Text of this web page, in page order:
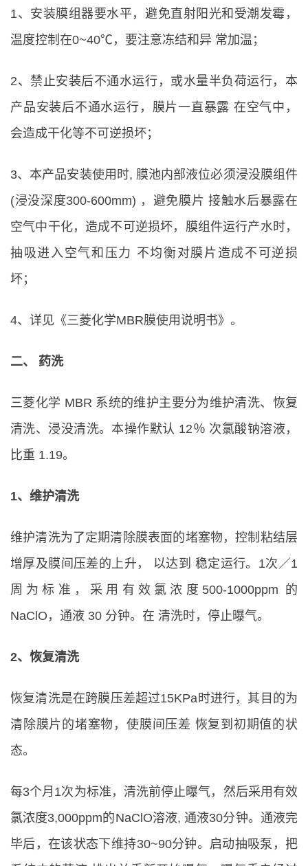
1、安装膜组器要水平，避免直射阳光和受潮发霉，
温度控制在0~40℃，要注意冻结和异 常加温；
2、禁止安装后不通水运行，或水量半负荷运行，本
产品安装后不通水运行，膜片一直暴露 在空气中，
会造成干化等不可逆损坏；
3、本产品安装使用时, 膜池内部液位必须浸没膜组件
(浸没深度300-600mm) ，避免膜片 接触水后暴露在
空气中干化，造成不可逆损坏，膜组件运行产水时，
抽吸进入空气和压力 不均衡对膜片造成不可逆损
坏；
4、详见《三菱化学MBR膜使用说明书》。
二、 药洗
三菱化学 MBR 系统的维护主要分为维护清洗、恢复
清洗、浸没清洗。本操作默认 12％ 次氯酸钠溶液，
比重 1.19。
1、维护清洗
维护清洗为了定期清除膜表面的堵塞物，控制粘结层
增厚及膜间压差的上升， 以达到 稳定运行。1次／1
周为标准，采用有效氯浓度500-1000ppm 的
NaClO，通液 30 分钟。在 清洗时，停止曝气。
2、恢复清洗
恢复清洗是在跨膜压差超过15KPa时进行，其目的为
清除膜片的堵塞物，使膜间压差 恢复到初期值的状
态。
每3个月1次为标准，清洗前停止曝气，然后采用有效
氯浓度3,000ppm的NaClO溶液, 通液30分钟。通液完
毕后，在该状态下维持30~90分钟。启动抽吸泵，把